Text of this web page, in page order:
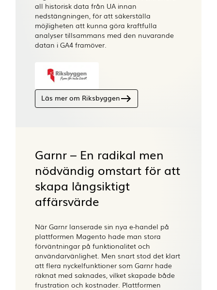
all historisk data från UA innan
nedstängningen, för att säkerställa
möjligheten att kunna göra kraftfulla
analyser tillsammans med den nuvarande
datan i GA4 framöver.
Läs mer om Riksbyggen
Garnr – En radikal men
nödvändig omstart för att
skapa långsiktigt
affärsvärde
När Garnr lanserade sin nya e-handel på
plattformen Magento hade man stora
förväntningar på funktionalitet och
användarvänlighet. Men snart stod det klart
att flera nyckelfunktioner som Garnr hade
räknat med saknades, vilket skapade både
frustration och kostnader. Plattformen